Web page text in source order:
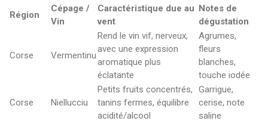
Région
Cépage /
Vin
Caractéristique due au
vent
Notes de
dégustation
Corse Vermentinu
Rend le vin vif, nerveux,
avec une expression
aromatique plus
éclatante
Agrumes,
fleurs
blanches,
touche iodée
Corse Niellucciu
Petits fruits concentrés,
tanins fermes, équilibre
acidité/alcool
Garrigue,
cerise, note
saline